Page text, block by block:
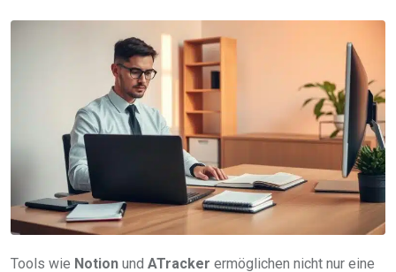
Tools wie Notion und ATracker ermöglichen nicht nur eine